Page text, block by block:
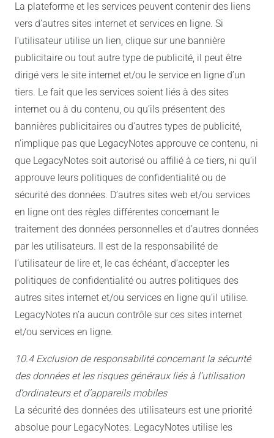
La plateforme et les services peuvent contenir des liens
vers d’autres sites internet et services en ligne. Si
l’utilisateur utilise un lien, clique sur une bannière
publicitaire ou tout autre type de publicité, il peut être
dirigé vers le site internet et/ou le service en ligne d’un
tiers. Le fait que les services soient liés à des sites
internet ou à du contenu, ou qu’ils présentent des
bannières publicitaires ou d’autres types de publicité,
n’implique pas que LegacyNotes approuve ce contenu, ni
que LegacyNotes soit autorisé ou affilié à ce tiers, ni qu’il
approuve leurs politiques de confidentialité ou de
sécurité des données. D’autres sites web et/ou services
en ligne ont des règles différentes concernant le
traitement des données personnelles et d’autres données
par les utilisateurs. Il est de la responsabilité de
l’utilisateur de lire et, le cas échéant, d’accepter les
politiques de confidentialité ou autres politiques des
autres sites internet et/ou services en ligne qu’il utilise.
LegacyNotes n’a aucun contrôle sur ces sites internet
et/ou services en ligne.
10.4 Exclusion de responsabilité concernant la sécurité
des données et les risques généraux liés à l’utilisation
d’ordinateurs et d’appareils mobiles
La sécurité des données des utilisateurs est une priorité
absolue pour LegacyNotes. LegacyNotes utilise les